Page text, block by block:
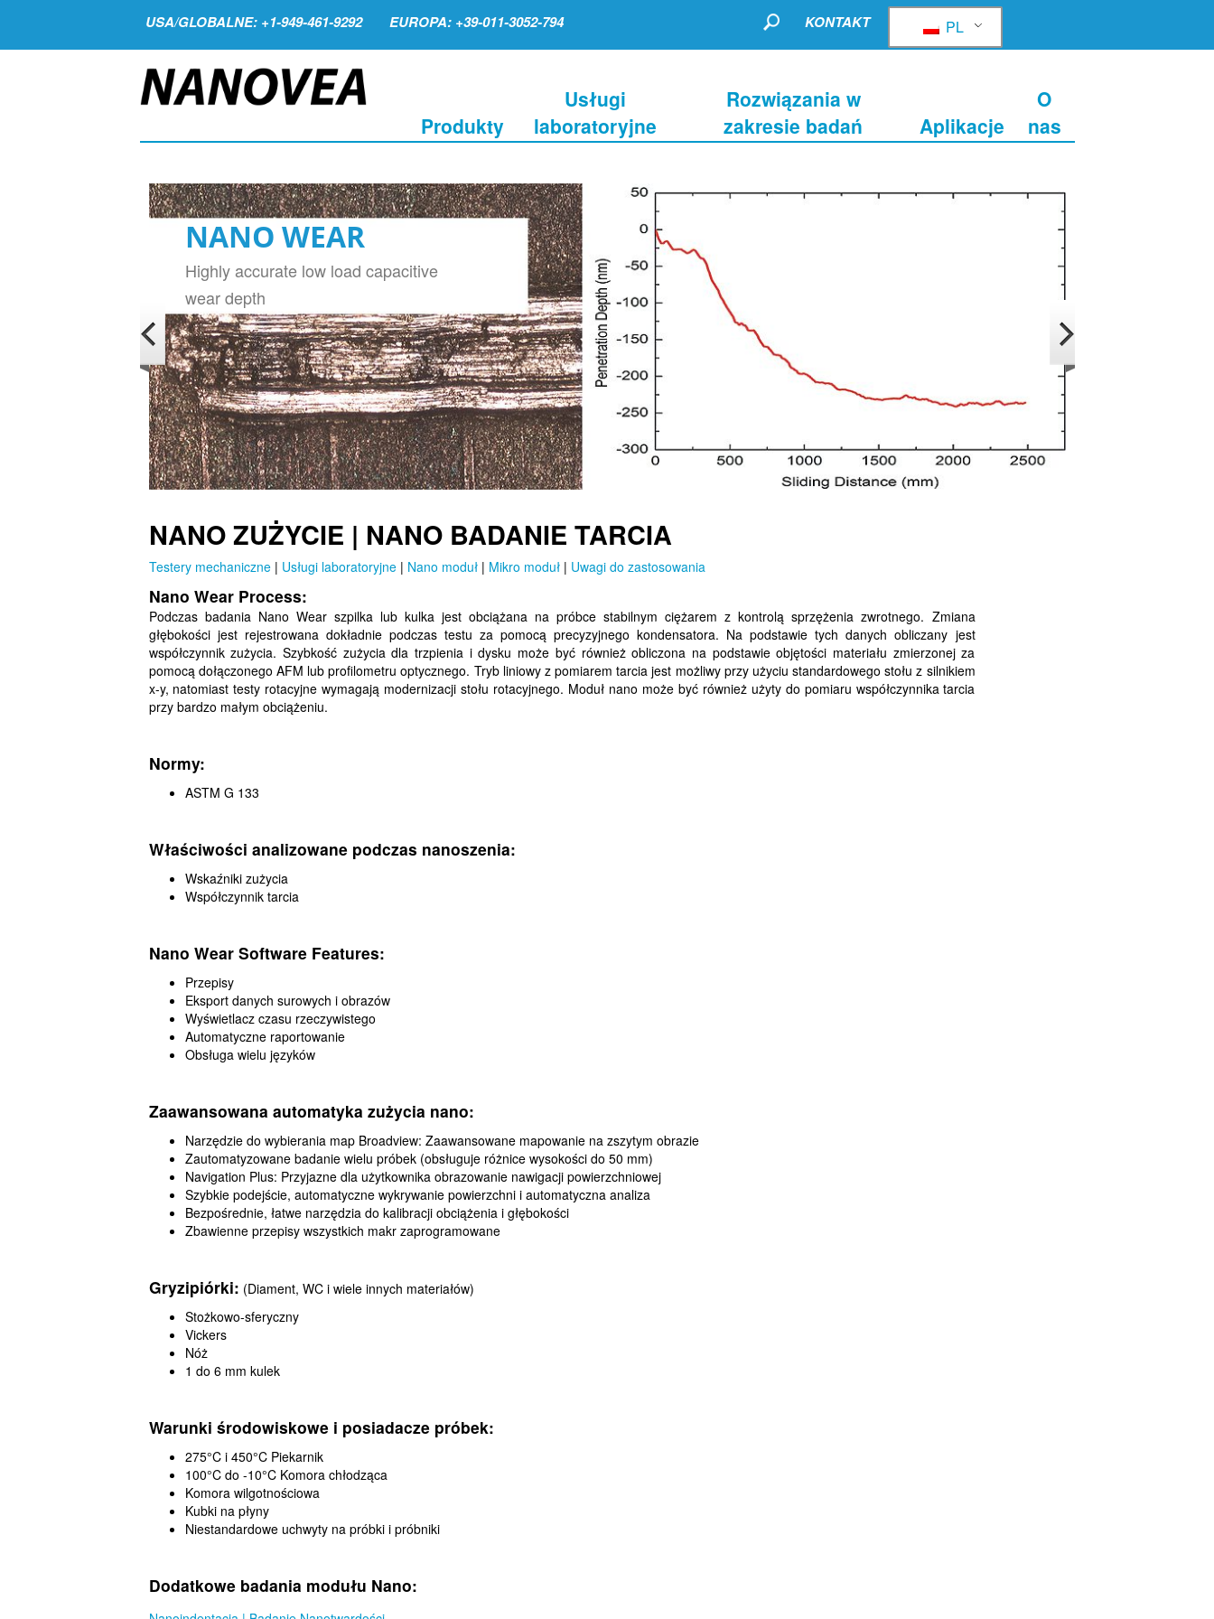
USA/GLOBALNE: +1-949-461-9292 EUROPA: +39-011-3052-794 PL
KONTAKT
Produkty
Usługi
laboratoryjne
Rozwiązania w
zakresie badań
Aplikacje
O
nas
NANO WEAR
Highly accurate low load capacitive
wear depth
NANO ZUŻYCIE | NANO BADANIE TARCIA
Testery mechaniczne| Usługi laboratoryjne| Nano moduł| Mikro moduł| Uwagi do zastosowania
Nano Wear Process:
Podczas badania Nano Wear szpilka lub kulka jest obciążana na próbce stabilnym ciężarem z kontrolą sprzężenia zwrotnego. Zmiana
głębokości jest rejestrowana dokładnie podczas testu za pomocą precyzyjnego kondensatora. Na podstawie tych danych obliczany jest
współczynnik zużycia. Szybkość zużycia dla trzpienia i dysku może być również obliczona na podstawie objętości materiału zmierzonej za
pomocą dołączonego AFM lub profilometru optycznego. Tryb liniowy z pomiarem tarcia jest możliwy przy użyciu standardowego stołu z silnikiem
x-y, natomiast testy rotacyjne wymagają modernizacji stołu rotacyjnego. Moduł nano może być również użyty do pomiaru współczynnika tarcia
przy bardzo małym obciążeniu.
Normy:
ASTM G 133
Właściwości analizowane podczas nanoszenia:
Wskaźniki zużycia
Współczynnik tarcia
Nano Wear Software Features:
Przepisy
Eksport danych surowych i obrazów
Wyświetlacz czasu rzeczywistego
Automatyczne raportowanie
Obsługa wielu języków
Zaawansowana automatyka zużycia nano:
Narzędzie do wybierania map Broadview: Zaawansowane mapowanie na zszytym obrazie
Zautomatyzowane badanie wielu próbek (obsługuje różnice wysokości do 50 mm)
Navigation Plus: Przyjazne dla użytkownika obrazowanie nawigacji powierzchniowej
Szybkie podejście, automatyczne wykrywanie powierzchni i automatyczna analiza
Bezpośrednie, łatwe narzędzia do kalibracji obciążenia i głębokości
Zbawienne przepisy wszystkich makr zaprogramowane
Gryzipiórki: (Diament, WC i wiele innych materiałów)
Stożkowo-sferyczny
Vickers
Nóż
1 do 6 mm kulek
Warunki środowiskowe i posiadacze próbek:
275°C i 450°C Piekarnik
100°C do -10°C Komora chłodząca
Komora wilgotnościowa
Kubki na płyny
Niestandardowe uchwyty na próbki i próbniki
Dodatkowe badania modułu Nano: